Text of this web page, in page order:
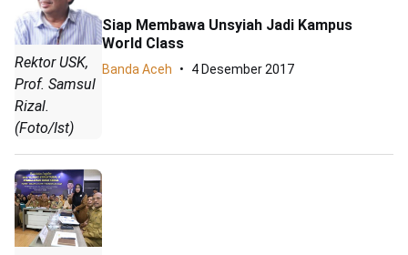
Rektor USK,
Prof. Samsul
Rizal.
(Foto/Ist)
Siap Membawa Unsyiah Jadi Kampus
World Class
Banda Aceh 4 Desember 2017